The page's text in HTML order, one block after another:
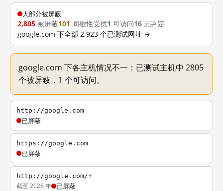
大部分被屏蔽
2,805 被屏蔽101 间歇性受扰1 可访问16 无判定
google.com 下全部 2,923 个已测试网址 →
google.com 下各主机情况不一：已测试主机中 2805
个被屏蔽，1 个可访问。
http://google.com
已屏蔽
https://google.com
已屏蔽
http://google.com/+
截至 2026 年 已屏蔽